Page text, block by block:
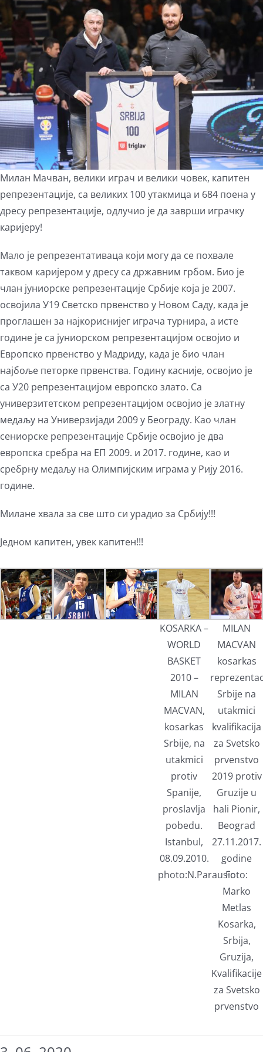
Larger
Image
Милан Мачван, велики играч и велики човек, капитен
репрезентације, са великих 100 утакмица и 684 поена у
дресу репрезентације, одлучио је да заврши играчку
каријеру!
Мало је репрезентативаца који могу да се похвале
таквом каријером у дресу са државним грбом. Био је
члан јуниорске репрезентације Србије која је 2007.
освојила У19 Светско првенство у Новом Саду, када је
проглашен за најкориснијег играча турнира, а исте
године је са јуниорском репрезентацијом освојио и
Европско првенство у Мадриду, када је био члан
најбоље петорке првенства. Годину касније, освојио је
са У20 репрезентацијом европско злато. Са
универзитетском репрезентацијом освојио је златну
медаљу на Универзијади 2009 у Београду. Као члан
сениорске репрезентације Србије освојио је два
европска сребра на ЕП 2009. и 2017. године, као и
сребрну медаљу на Олимпијским играма у Рију 2016.
године.
Милане хвала за све што си урадио за Србију!!!
Једном капитен, увек капитен!!!
KOSARKA –
WORLD
BASKET
2010 –
MILAN
MACVAN,
kosarkas
Srbije, na
utakmici
protiv
Spanije,
proslavlja
pobedu.
Istanbul,
08.09.2010.
photo:N.Parausic
MILAN
MACVAN
kosarkas
Srbije na
utakmici
kvalifikacija
za Svetsko
prvenstvo
2019 protiv
Gruzije u
hali Pionir,
Beograd
27.11.2017.
godine
Foto:
Marko
Metlas
Kosarka,
Srbija,
Gruzija,
Kvalifikacije
za Svetsko
prvenstvo